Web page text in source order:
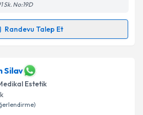
Sk. No:19D
Randevu Talep Et
Talebi
için randevu takvimi talebi
uzmandan randevu almanız için bir
e-posta ile bilgilendireceğiz.
Silav
Estetik